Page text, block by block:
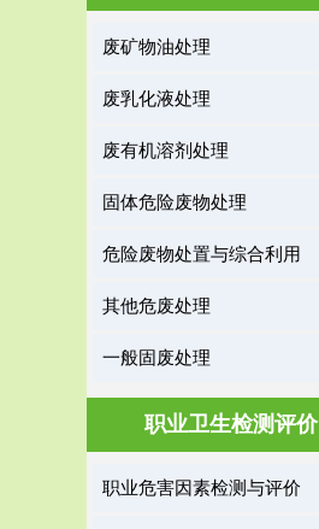
废矿物油处理
废乳化液处理
废有机溶剂处理
固体危险废物处理
危险废物处置与综合利用
其他危废处理
一般固废处理
职业卫生检测评价
职业危害因素检测与评价
服务范围
噪声治理
服务范围
园区环保管家